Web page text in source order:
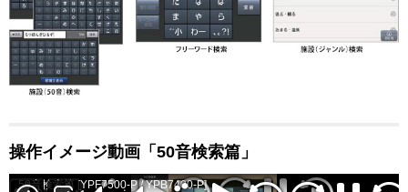
操作イメージ動画「50音検索篇」
50音検索篇 [YPF7500-P / YPB7400-P]